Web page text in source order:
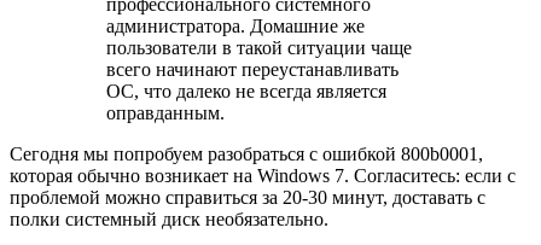
профессионального системного
администратора. Домашние же
пользователи в такой ситуации чаще
всего начинают переустанавливать
ОС, что далеко не всегда является
оправданным.
Сегодня мы попробуем разобраться с ошибкой 800b0001,
которая обычно возникает на Windows 7. Согласитесь: если с
проблемой можно справиться за 20-30 минут, доставать с
полки системный диск необязательно.